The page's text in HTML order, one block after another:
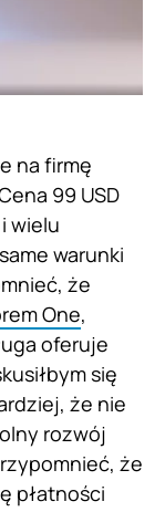
na firmę
99 USD
wielu
warunki
że
One,
oferuje
się
że nie
rozwój
że
płatności